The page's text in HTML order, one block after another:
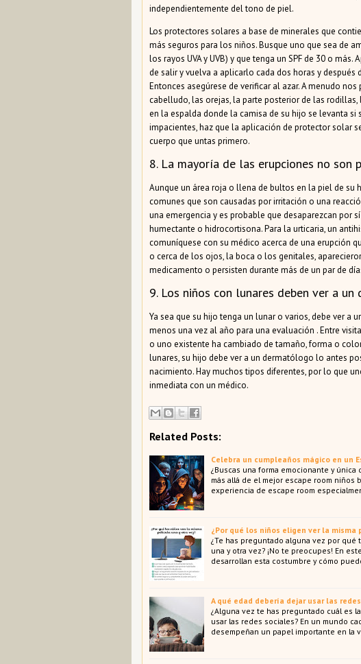
independientemente del tono de piel.
Los protectores solares a base de minerales que
más seguros para los niños. Busque uno que sea de
los rayos UVA y UVB) y que tenga un SPF de 30 o
de salir y vuelva a aplicarlo cada dos horas y
Entonces asegúrese de verificar al azar. A menudo
cabelludo, las orejas, la parte posterior de las
en la espalda donde la camisa de su hijo se levanta si
impacientes, haz que la aplicación de protector solar
cuerpo que untas primero.
8. La mayoría de las erupciones no son
Aunque un área roja o llena de bultos en la piel de su
comunes que son causadas por irritación o una
una emergencia y es probable que desaparezcan por
humectante o hidrocortisona. Para la urticaria, un
comuníquese con su médico acerca de una erupción
o cerca de los ojos, la boca o los genitales,
medicamento o persisten durante más de un par de
9. Los niños con lunares deben ver a
Ya sea que su hijo tenga un lunar o varios, debe ver
menos una vez al año para una evaluación . Entre
o uno existente ha cambiado de tamaño, forma o
lunares, su hijo debe ver a un dermatólogo lo antes
nacimiento. Hay muchos tipos diferentes, por lo que
inmediata con un médico.
Related Posts:
Celebra un cumpleaños mágico en un
¿Buscas una forma emocionante y
más allá de el mejor escape room niños
experiencia de escape room
¿Por qué los niños eligen ver la
¿Te has preguntado alguna vez por
una y otra vez? ¡No te preocupes! En
desarrollan esta costumbre y cómo
A qué edad debería dejar usar las
¿Alguna vez te has preguntado cuál es
usar las redes sociales? En un mundo
desempeñan un papel importante en la